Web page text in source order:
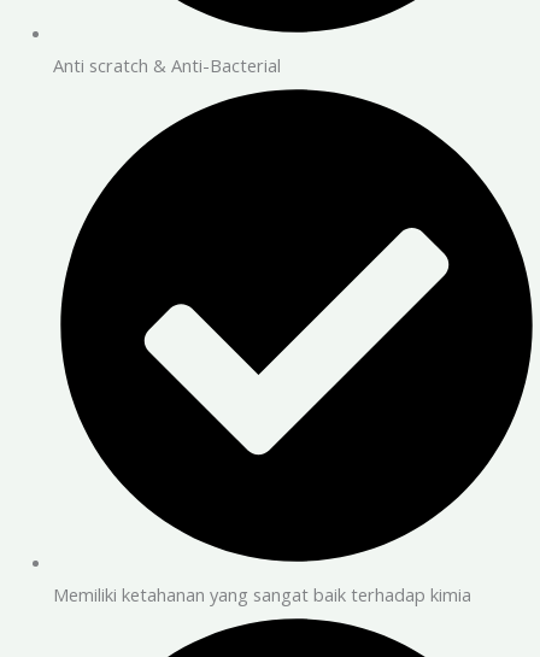
Anti scratch & Anti-Bacterial
Memiliki ketahanan yang sangat baik terhadap kimia